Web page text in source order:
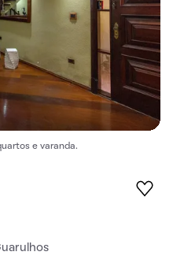
e varanda.